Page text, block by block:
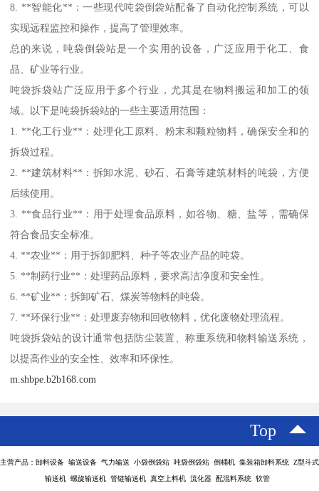
8. **智能化**：一些现代吨袋倒袋站配备了自动化控制系统，可以
实现远程监控和操作，提高了管理效率。
总的来说，吨袋倒袋站是一个实用的设备，广泛应用于化工、食
品、矿业等行业。
吨袋拆袋站广泛应用于多个行业，尤其是在物料搬运和加工的领
域。以下是吨袋拆袋站的一些主要适用范围：
1. **化工行业**：处理化工原料、粉末和颗粒物料，确保安全和的
拆袋过程。
2. **建筑材料**：拆卸水泥、砂石、石膏等建筑材料的吨袋，方便
后续使用。
3. **食品行业**：用于处理食品原料，如谷物、糖、盐等，需确保
符合食品安全标准。
4. **农业**：用于拆卸肥料、种子等农业产品的吨袋。
5. **制药行业**：处理药品原料，要求高洁净度和安全性。
6. **矿业**：拆卸矿石、煤炭等物料的吨袋。
7. **环保行业**：处理废弃物和回收物料，优化废物处理流程。
吨袋拆袋站的设计通常包括防尘装置、称重系统和物料输送系统，
以提高作业的安全性、效率和环保性。
m.shbpe.b2b168.com
Top
主营产品：卸料设备 输送设备 气力输送 小袋倒袋站 吨袋倒袋站 倒桶机 集装箱卸料系统 Z型斗式
输送机 螺旋输送机 管链输送机 真空上料机 流化器 配混料系统 软管